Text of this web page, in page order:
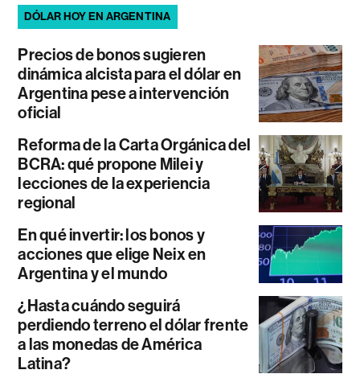
DÓLAR HOY EN ARGENTINA
Precios de bonos sugieren
dinámica alcista para el dólar en
Argentina pese a intervención
oficial
Reforma de la Carta Orgánica del
BCRA: qué propone Milei y
lecciones de la experiencia
regional
En qué invertir: los bonos y
acciones que elige Neix en
Argentina y el mundo
¿Hasta cuándo seguirá
perdiendo terreno el dólar frente
a las monedas de América
Latina?